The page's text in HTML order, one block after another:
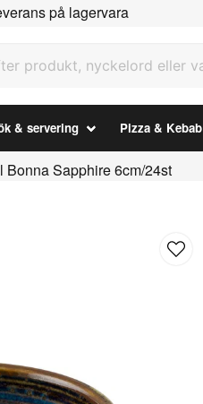
på lagervara
& servering Pizza & Kebab
Bonna Sapphire 6cm/24st